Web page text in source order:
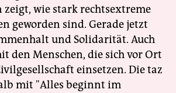
zeigt, wie stark rechtsextreme
geworden sind. Gerade jetzt
und Solidarität. Auch
den Menschen, die sich vor Ort
einsetzen. Die taz
mit "Alles beginnt im